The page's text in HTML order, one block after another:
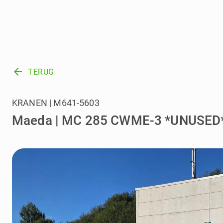
arrow_back TERUG
Maeda | MC 285 CWME-3
KRANEN | M641-5603